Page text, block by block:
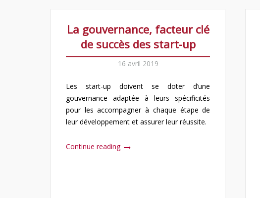
La gouvernance, facteur clé
de succès des start-up
16 avril 2019
Les start-up doivent se doter d’une
gouvernance adaptée à leurs spécificités
pour les accompagner à chaque étape de
leur développement et assurer leur réussite.
Continue reading